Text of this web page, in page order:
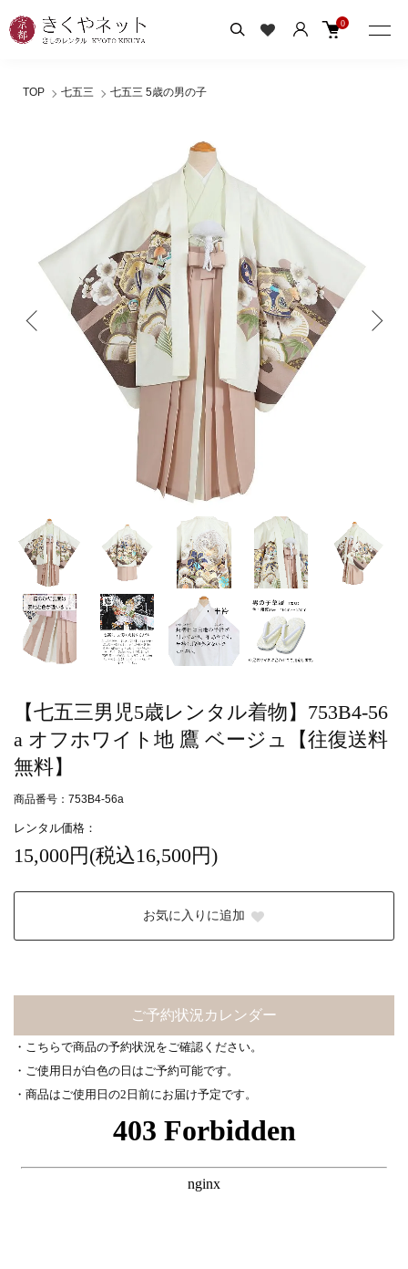
0
TOP 七五三 七五三 5歳の男の子
【七五三男児5歳レンタル着物】753B4-56
a オフホワイト地 鷹 ベージュ【往復送料
無料】
商品番号：753B4-56a
レンタル価格：
15,000円(税込16,500円)
お気に入りに追加
ご予約状況カレンダー
・こちらで商品の予約状況をご確認ください。
・ご使用日が白色の日はご予約可能です。
・商品はご使用日の2日前にお届け予定です。